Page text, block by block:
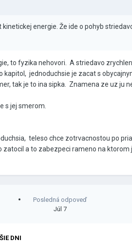
energie. Že ide o pohyb
to fyzika nehovori. A striedavo
jednoduchsie je zacat s
tak je to ina sipka. Znamena ze uz ju
s jej smerom.
teleso chce zotrvacnostou po
a to zabezpeci rameno na ktorom
Posledná odpoveď
Júl 7
DNI